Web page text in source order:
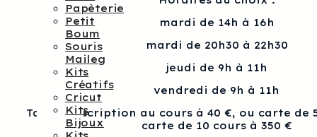
Papèterie
Petit
Boum
Souris
Maileg
Kits
Créatifs
Cricut
Kits
Bijoux
mardi de 14h à 16h
mardi de 20h30 à 22h30
jeudi de 9h à 11h
vendredi de 9h à 11h
Tarif : Inscription au cours à 40 €, ou carte de
carte de 10 cours à 350 €